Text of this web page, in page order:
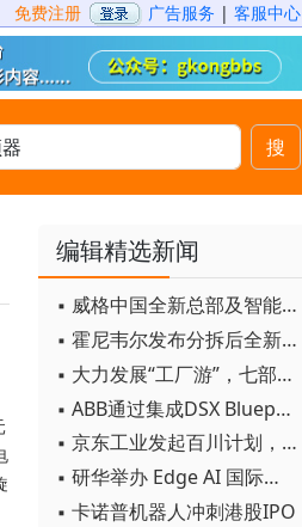
免费注册 广告服务 | 客服中心
搜
编辑精选新闻
▪ 威格中国全新总部及智能工厂启用
▪ 霍尼韦尔发布分拆后全新品牌：霍尼韦尔科技与霍尼韦尔航空航天
▪ 大力发展“工厂游”，七部门联合发文！
▪ ABB通过集成DSX Blueprint AI基础设施，扩大与英伟达的合作
▪ 京东工业发起百川计划， 构建工业大模型新生态
▪ 研华举办 Edge AI 国际论坛
▪ 卡诺普机器人冲刺港股IPO